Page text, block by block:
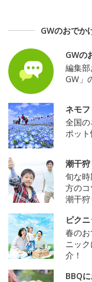
GWのおでか
GWの
編集
GW」
ネモ
全国
ポッ
潮干
旬な
方の
潮干
ピク
春の
ニッ
介！
BBQ